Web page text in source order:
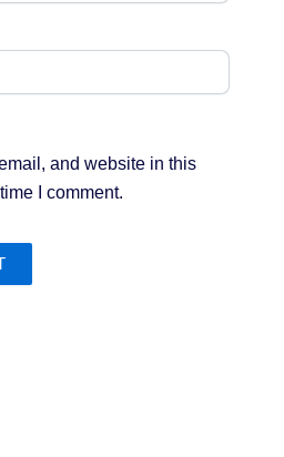
and website in this
I comment.